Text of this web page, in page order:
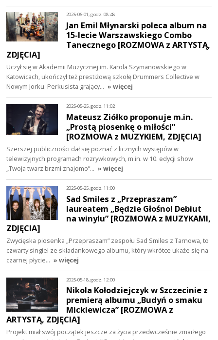
2025-06-01, godz. 08:48
Jan Emil Młynarski poleca album na
15-lecie Warszawskiego Combo
Tanecznego [ROZMOWA z ARTYSTĄ,
ZDJĘCIA]
Uczył się w Akademii Muzycznej im. Karola Szymanowskiego w
Katowicach, ukończył też prestiżową szkołę Drummers Collective w
Nowym Jorku. Perkusista grający… » więcej
2025-05-25, godz. 11:02
Mateusz Ziółko proponuje m.in.
„Prostą piosenkę o miłości”
[ROZMOWA z MUZYKIEM, ZDJĘCIA]
Szerszej publiczności dał się poznać z licznych występów w
telewizyjnych programach rozrywkowych, m.in. w 10. edycji show
„Twoja twarz brzmi znajomo”… » więcej
2025-05-25, godz. 11:00
Sad Smiles z „Przepraszam”
laureatem „Będzie Głośno! Debiut
na winylu” [ROZMOWA z MUZYKAMI,
ZDJĘCIA]
Zwycięska piosenka „Przepraszam” zespołu Sad Smiles z Tarnowa, to
czwarty singiel ze składankowego albumu, który wkrótce ukaże się na
czarnej płycie… » więcej
2025-05-18, godz. 12:00
Nikola Kołodziejczyk w Szczecinie z
premierą albumu „Budyń o smaku
Mickiewicza” [ROZMOWA z
ARTYSTĄ, ZDJĘCIA]
Projekt miał swój początek jeszcze za życia przedwcześnie zmarłego